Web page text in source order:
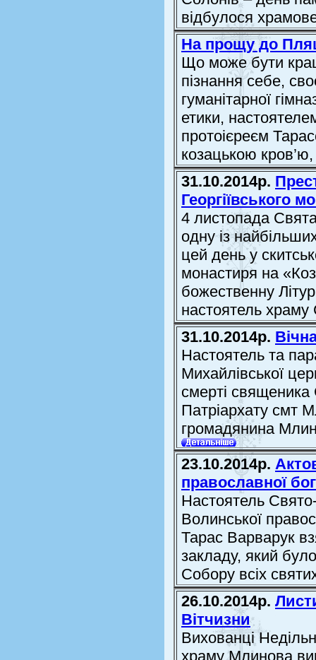
відбулося
На прощу до
Що може бути
пізнання себе,
гуманітарної
етики,
протоієреєм
козацькою кров’ю,
31.10.2014р.
Георгіївського
4 листопада
одну із
цей день у
монастиря на
божественну
настоятель
31.10.2014р.
Настоятель та
Михайлівської
смерті
Патріархату смт
громадянина
23.10.2014р.
православної
Настоятель
Волинської
Тарас Варварук
закладу, який
Собору всіх
26.10.2014р.
Вітчизни
Вихованці
храму Млинова